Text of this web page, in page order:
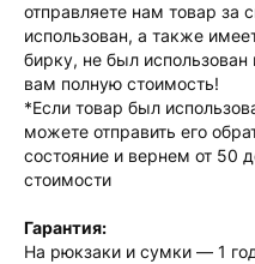
отправляете нам товар за
использован, а также
бирку, не был
вам полную стоимость!
*Если товар был
можете отправить его
состояние и вернем от 50
стоимости
Гарантия:
На рюкзаки и сумки — 1